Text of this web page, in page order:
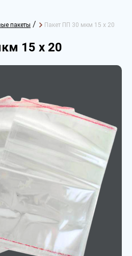
пакеты / Пакет ПП 30 мкм 15 х 20
15 х 20